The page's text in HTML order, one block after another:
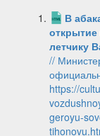
В
открытие
летчику
//
https://
geroyu-